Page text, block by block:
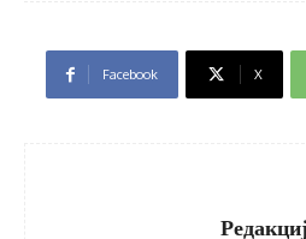
Facebook X